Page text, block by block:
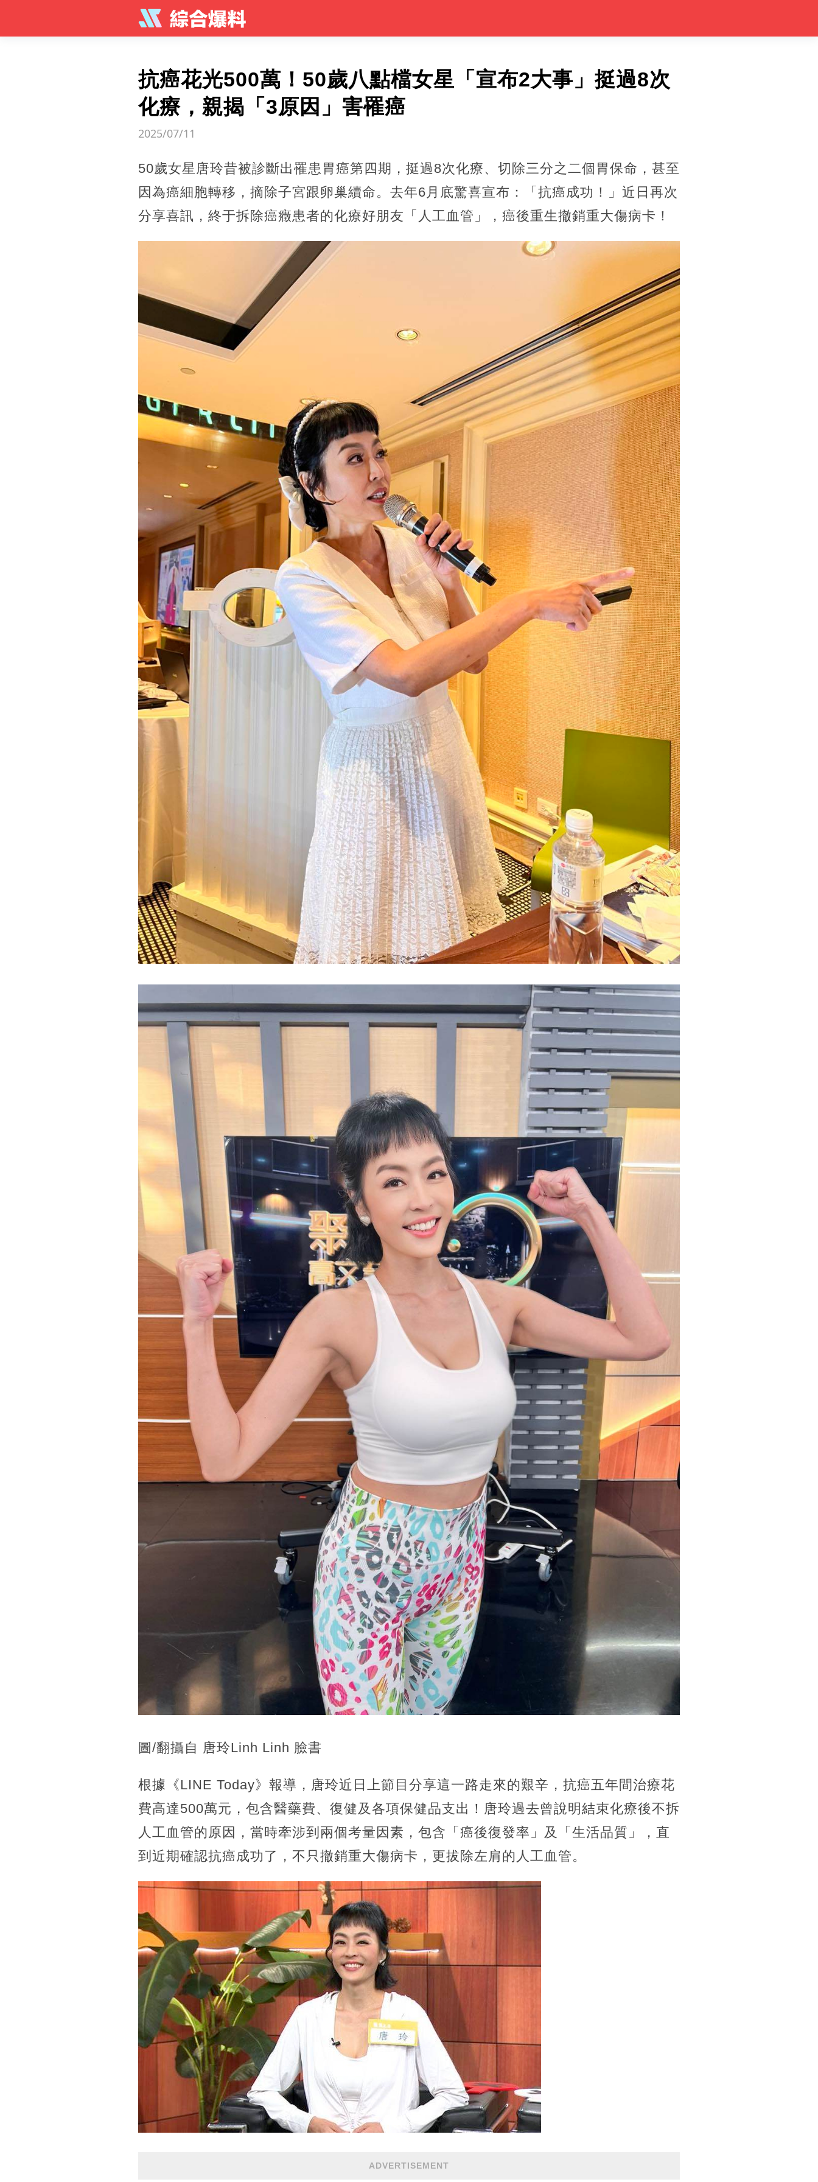
抗癌花光500萬！50歲八點檔女星「宣布2大事」挺過8次
化療，親揭「3原因」害罹癌
2025/07/11
50歲女星唐玲昔被診斷出罹患胃癌第四期，挺過8次化療、切除三分之二個胃保命，甚至
因為癌細胞轉移，摘除子宮跟卵巢續命。去年6月底驚喜宣布：「抗癌成功！」近日再次
分享喜訊，終于拆除癌癥患者的化療好朋友「人工血管」，癌後重生撤銷重大傷病卡！
圖/翻攝自 唐玲Linh Linh 臉書
根據《LINE Today》報導，唐玲近日上節目分享這一路走來的艱辛，抗癌五年間治療花
費高達500萬元，包含醫藥費、復健及各項保健品支出！唐玲過去曾說明結束化療後不拆
人工血管的原因，當時牽涉到兩個考量因素，包含「癌後復發率」及「生活品質」，直
到近期確認抗癌成功了，不只撤銷重大傷病卡，更拔除左肩的人工血管。
ADVERTISEMENT